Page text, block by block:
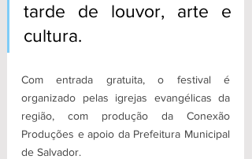
tarde de louvor, arte e
cultura.
Com entrada gratuita, o festival é
organizado pelas igrejas evangélicas da
região, com produção da Conexão
Produções e apoio da Prefeitura Municipal
de Salvador.